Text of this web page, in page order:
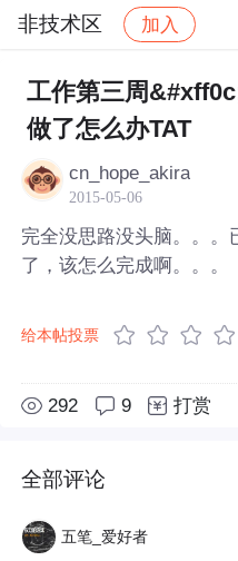
非技术区 加入
社区 非技术区 帖
工作第三周
做了怎么办TAT
cn_hope_akira
2015-05-06
完全没思路没头脑。。。
了，该怎么完成啊。。。
给本帖投票
292 9 打赏
全部评论
五笔_爱好者